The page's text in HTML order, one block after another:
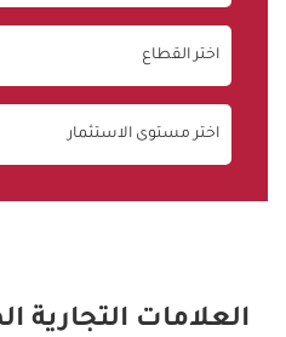
اختر القطاع
اختر مستوى الاستثمار
العلامات التجارية